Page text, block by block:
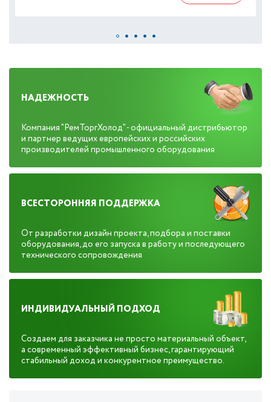
НАДЕЖНОСТЬ
Компания "РемТоргХолод" - официальный дистрибьютор
и партнер ведущих европейских и российских
производителей промышленного оборудования
ВСЕСТОРОННЯЯ ПОДДЕРЖКА
От разработки дизайн проекта, подбора и поставки
оборудования, до его запуска в работу и последующего
технического сопровождения
ИНДИВИДУАЛЬНЫЙ ПОДХОД
Создаем для заказчика не просто материальный объект,
а современный эффективный бизнес, гарантирующий
стабильный доход и конкурентное преимущество.